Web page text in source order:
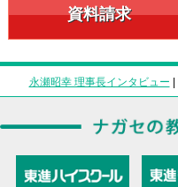
資料請求
永瀬昭幸 理事長インタビュー |